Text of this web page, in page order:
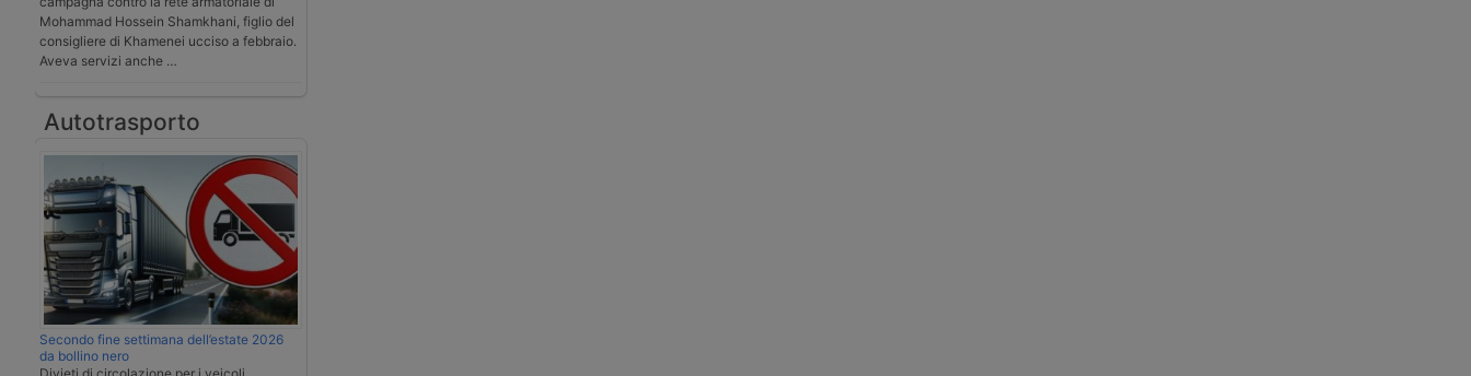
Mohammad Hossein Shamkhani, figlio del
consigliere di Khamenei ucciso a febbraio.
Aveva servizi anche …
Autotrasporto
Secondo fine settimana dell’estate 2026
da bollino nero